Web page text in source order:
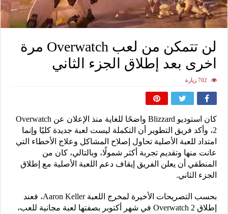
لن تتمكن من لعب Overwatch مرة
اخرى بعد إطلاق الجزء الثاني
702 زيارة
كان استوديو Blizzard واضحًا للغاية منذ الإعلان عن Overwatch
2، وأكد فريق التطوير أن التكملة ليست لعبة جديدة كليًا وإنما
امتداد للعبة الأصلية تحاول إصلاح المشاكل وعلاج الأخطاء التي
عانت منها وتقديم تجربة أكثر شمولًا، وبالتالي، كان من
المنطقي أن يعلن الفريق إيقاف دعم اللعبة الأصلية مع إطلاق
الجزء الثاني.
بحسب التصريحات الأخيرة لمخرج اللعبة Aaron Keller، فعند
إطلاق Overwatch 2 في شهر أكتوبر بصفتها لعبة مجانية للعب،